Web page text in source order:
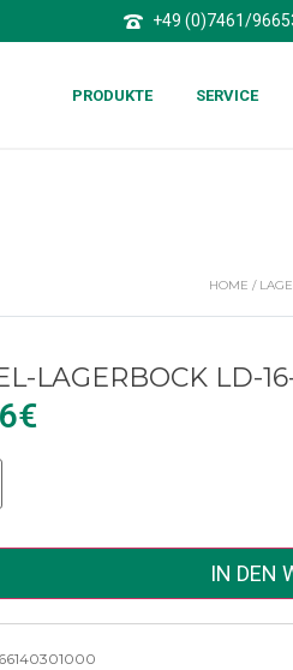
+49 (0)7461/
PRODUKTE SERVICE
HOME /
LAGERBOCK LD-
€
IN DEN